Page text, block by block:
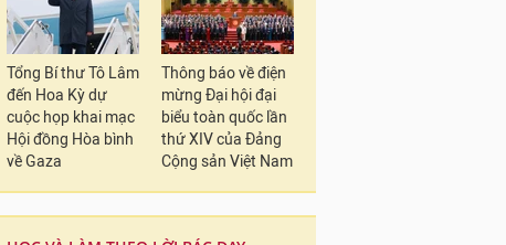
Tổng Bí thư Tô Lâm
đến Hoa Kỳ dự
cuộc họp khai mạc
Hội đồng Hòa bình
về Gaza
Thông báo về điện
mừng Đại hội đại
biểu toàn quốc lần
thứ XIV của Đảng
Cộng sản Việt Nam